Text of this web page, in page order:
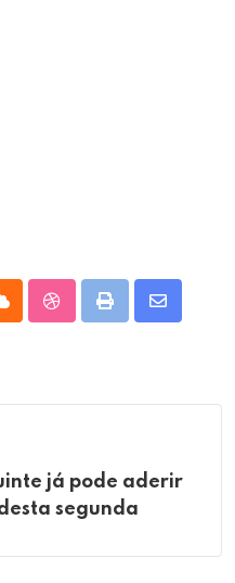
StumbleUpon
Print
Share
já pode aderir
segunda